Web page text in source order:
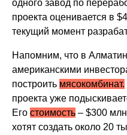
одного завод по
проекта оценивается в
текущий момент
Напомним, что в
американскими
построить мясокомбинат.
проекта уже
Егостоимость – $300
хотят создать около 20